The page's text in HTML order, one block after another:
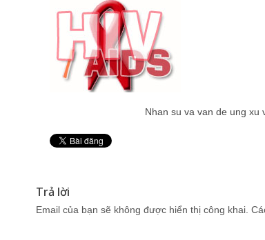
Nhan su va van de ung xu
Trả lời
Email của bạn sẽ không được hiển thị công khai.